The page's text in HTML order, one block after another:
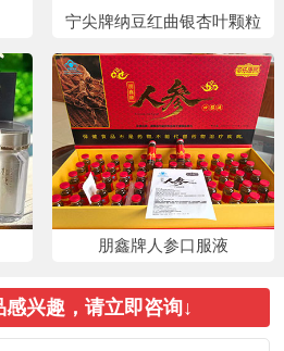
宁尖牌纳豆红曲银杏叶颗粒
朋鑫牌人参口服液
兴趣，请立即咨询↓